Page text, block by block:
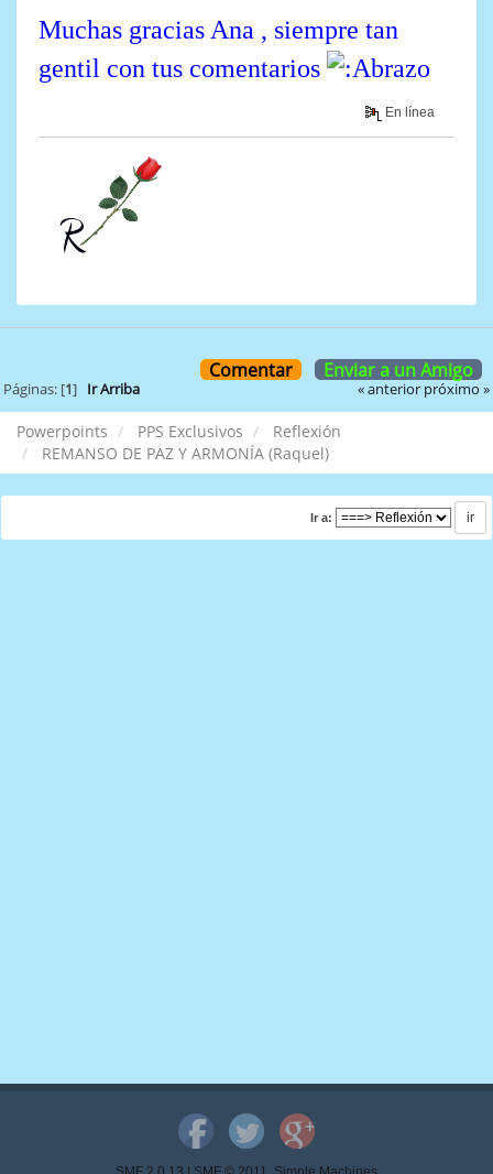
Muchas gracias Ana , siempre tan
gentil con tus comentarios
En línea
Comentar Enviar a un Amigo
Páginas: [1] Ir Arriba « anterior próximo »
Powerpoints PPS Exclusivos
Reflexión
REMANSO DE PAZ Y ARMONÍA (Raquel)
Ir a: